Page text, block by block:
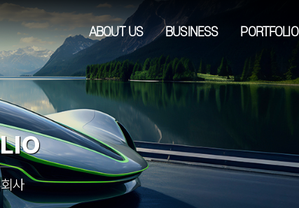
ABOUT US BUSINESS PORTFOLIO
사